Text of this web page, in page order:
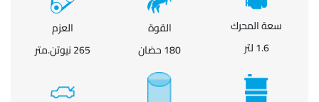
سعة المحرك
1.6 لتر
القوة
180 حضان
العزم
265 نيوتن.متر